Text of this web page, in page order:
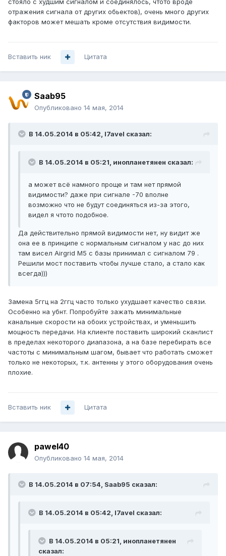
стояло с худшим сигналом и соединялось, чтото вроде
отражения сигнала от других обьектов), очень много других
факторов может мешать кроме отсутствия видимости.
Вставить ник Цитата
Saab95
Опубликовано 14 мая, 2014
В 14.05.2014 в 05:42, l7avel сказал:
В 14.05.2014 в 05:21, инопланетянен сказал:
а может всё намного проще и там нет прямой
видимости? даже при сигнале -70 вполне
возможно что не будут соединяться из-за этого,
видел я чтото подобное.
Да действительно прямой видимости нет, ну видит же
она ее в принципе с нормальным сигналом у нас до них
там висел Airgrid M5 с базы принимал с сигналом 79 .
Решили мост поставить чтобы лучше стало, а стало как
всегда)))
Замена 5ггц на 2ггц часто только ухудшает качество связи.
Особенно на убнт. Попробуйте зажать минимальные
канальные скорости на обоих устройствах, и уменьшить
мощность передачи. На клиенте поставить широкий сканлист
в пределах некоторого диапазона, а на базе перебирать все
частоты с минимальным шагом, бывает что работать сможет
только не некоторых, т.к. антенны у этого оборудования очень
плохие.
Вставить ник Цитата
pawel40
Опубликовано 14 мая, 2014
В 14.05.2014 в 07:54, Saab95 сказал:
В 14.05.2014 в 05:42, l7avel сказал:
В 14.05.2014 в 05:21, инопланетянен
сказал: